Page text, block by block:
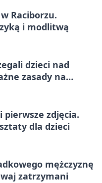
Raciborzu.
i modlitwą
dzieci nad
zasady na
pierwsze zdjęcia.
dla dzieci
mężczyznę
zatrzymani